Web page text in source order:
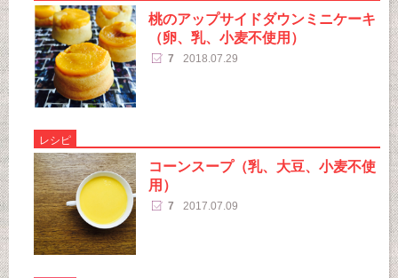
桃のアップサイドダウンミニケーキ
（卵、乳、小麦不使用）
7 2018.07.29
レシピ
コーンスープ（乳、大豆、小麦不使
用）
7 2017.07.09